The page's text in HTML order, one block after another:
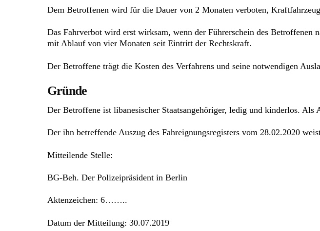
Dem Betroffenen wird für die Dauer von 2 Monaten verboten,
Das Fahrverbot wird erst wirksam, wenn der Führerschein des Betroffenen
mit Ablauf von vier Monaten seit Eintritt der Rechtskraft.
Der Betroffene trägt die Kosten des Verfahrens und seine notwendigen
Gründe
Der Betroffene ist libanesischer Staatsangehöriger, ledig und kinderlos.
Der ihn betreffende Auszug des Fahreignungsregisters vom 28.02.2020
Mitteilende Stelle:
BG-Beh. Der Polizeipräsident in Berlin
Aktenzeichen: 6……..
Datum der Mitteilung: 30.07.2019